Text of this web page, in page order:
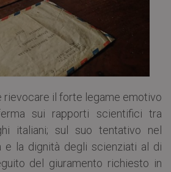
rievocare il forte legame emotivo
sui rapporti scientifici tra
italiani; sul suo tentativo nel
e la dignità degli scienziati al di
del giuramento richiesto in